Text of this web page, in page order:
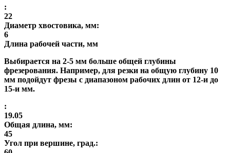
:
22
Диаметр хвостовика, мм:
6
Длина рабочей части, мм
Выбирается на 2-5 мм больше общей глубины
фрезерования. Например, для резки на общую глубину 10
мм подойдут фрезы с диапазоном рабочих длин от 12-и до
15-и мм.
:
19.05
Общая длина, мм:
45
Угол при вершине, град.: